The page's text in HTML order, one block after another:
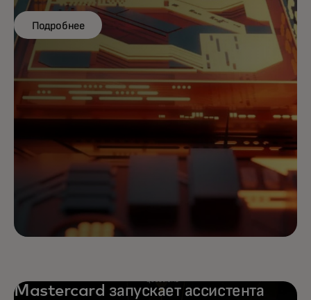
Подробнее
Mastercard запускает ассистента